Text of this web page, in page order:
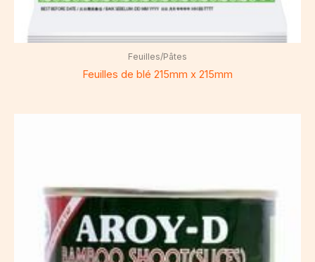
Feuilles/Pâtes
Feuilles de blé 215mm x 215mm